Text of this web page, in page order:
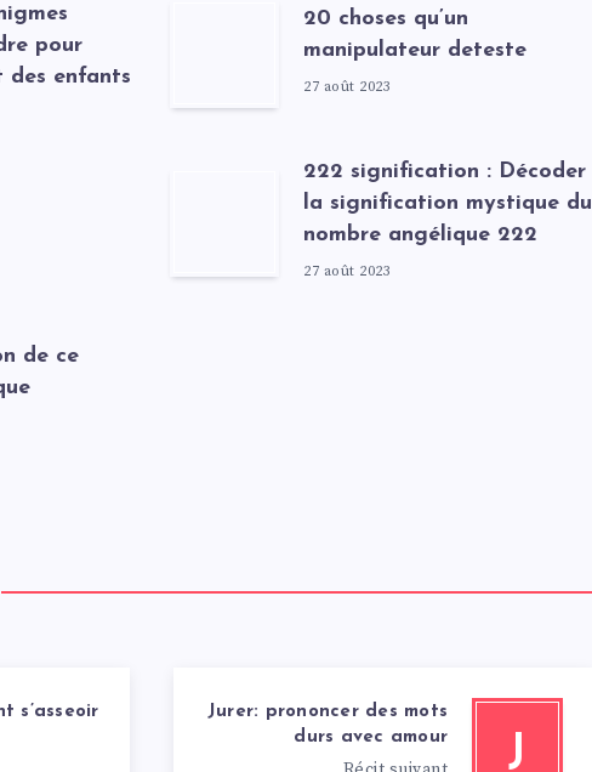
pour
des enfants
20 choses qu’un
manipulateur deteste
27 août 2023
222 signification : Décoder
la signification mystique du
nombre angélique 222
27 août 2023
de ce
J
Jurer: prononcer des mots
durs avec amour
s’asseoir